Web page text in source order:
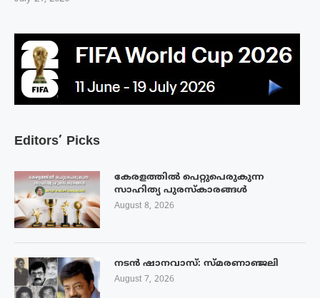
Editors’ Picks
കേരളത്തിൽ പെറ്റുപെരുകുന്ന
സാഹിത്യ പുരസ്‌കാരങ്ങൾ
August 8, 2026
നടൻ ഷാനവാസ്: സ്മരണാഞ്ജലി
August 7, 2026